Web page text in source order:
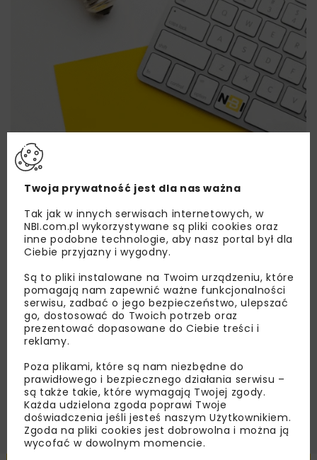
Lubisz wiedzieć więcej?
nas najlepsze informacje branżowe,
zaproszenia na wydarzenia, atrakcyjne oferty i
dedykowane akcje specjalne.
Zapoznałam/em się zPolityką Prywatności
Regulaminemoraz wyrażam zgodę na otrzymywanie na
podany przeze mnie adres e-mail korespondencji
handlowej w postaci newslettera.
ZAPISZ MNIE
Twoja prywatność jest dla nas ważna
Tak jak w innych serwisach internetowych, w
NBI.com.pl wykorzystywane są pliki cookies oraz
inne podobne technologie, aby nasz portal był dla
Ciebie przyjazny i wygodny.
Są to pliki instalowane na Twoim urządzeniu, które
pomagają nam zapewnić ważne funkcjonalności
serwisu, zadbać o jego bezpieczeństwo, ulepszać
go, dostosować do Twoich potrzeb oraz
prezentować dopasowane do Ciebie treści i
reklamy.
Poza plikami, które są nam niezbędne do
prawidłowego i bezpiecznego działania serwisu –
są także takie, które wymagają Twojej zgody.
Każda udzielona zgoda poprawi Twoje
doświadczenia jeśli jesteś naszym Użytkownikiem.
Zgoda na pliki cookies jest dobrowolna i można ją
wycofać w dowolnym momencie.